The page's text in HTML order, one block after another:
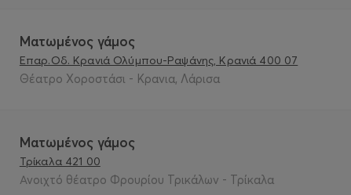
Ματωμένος γάμος
Επαρ.Οδ. Κρανιά Ολύμπου-Ραψάνης, Κρανιά 400 07
Θέατρο Χοροστάσι - Κρανια, Λάρισα
Ματωμένος γάμος
Τρίκαλα 421 00
Ανοιχτό θέατρο Φρουρίου Τρικάλων - Τρίκαλα